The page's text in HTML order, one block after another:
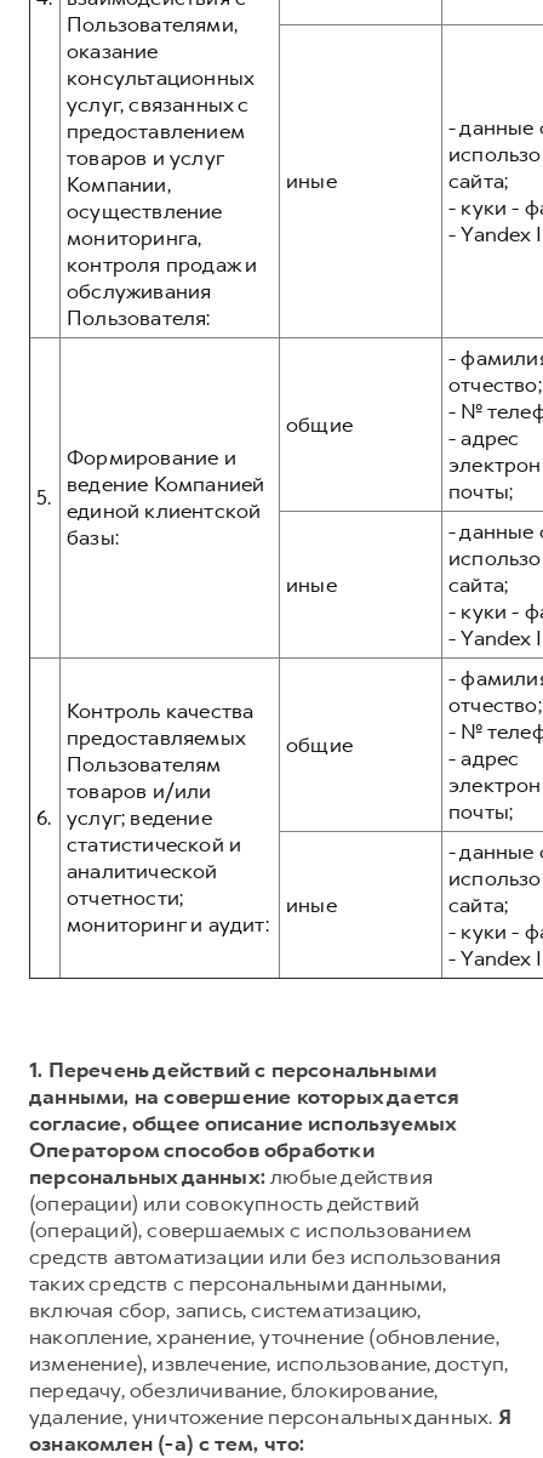
Пользователями,
оказание
консультационных
услуг, связанных с
предоставлением
товаров и услуг
Компании,
осуществление
мониторинга,
контроля продаж и
обслуживания
Пользователя:
иные
- данные
сайта;
- куки -
- Yandex
5.
Формирование и
ведение Компанией
единой клиентской
базы:
общие
-
отчество;
- №
- адрес
почты;
иные
- данные
сайта;
- куки -
- Yandex
6.
Контроль качества
предоставляемых
Пользователям
товаров и/или
услуг; ведение
статистической и
аналитической
отчетности;
мониторинг и аудит:
общие
-
отчество;
- №
- адрес
почты;
иные
- данные
сайта;
- куки -
- Yandex
1. Перечень действий с персональными
данными, на совершение которых дается
согласие, общее описание используемых
Оператором способов обработки
персональных данных:любые действия
(операции) или совокупность действий
(операций), совершаемых с использованием
средств автоматизации или без использования
таких средств с персональными данными,
включая сбор, запись, систематизацию,
накопление, хранение, уточнение (обновление,
изменение), извлечение, использование, доступ,
передачу, обезличивание, блокирование,
удаление, уничтожение персональных данных. Я
ознакомлен (-а) с тем, что: